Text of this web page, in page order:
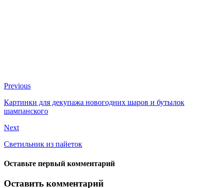
Previous
Картинки для декупажа новогодних шаров и бутылок
шампанского
Next
Светильник из пайеток
Оставьте первый комментарий
Оставить комментарий